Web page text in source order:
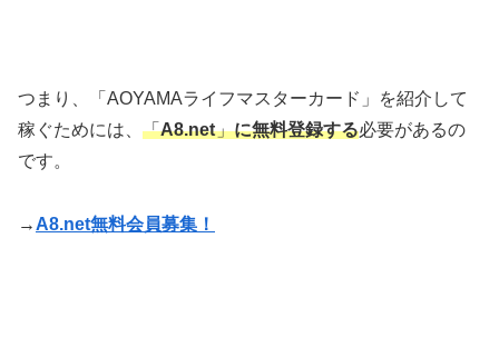
つまり、「AOYAMAライフマスターカード」を紹介して
稼ぐためには、 「A8.net」に無料登録する必要があるの
です。
→ A8.net無料会員募集！